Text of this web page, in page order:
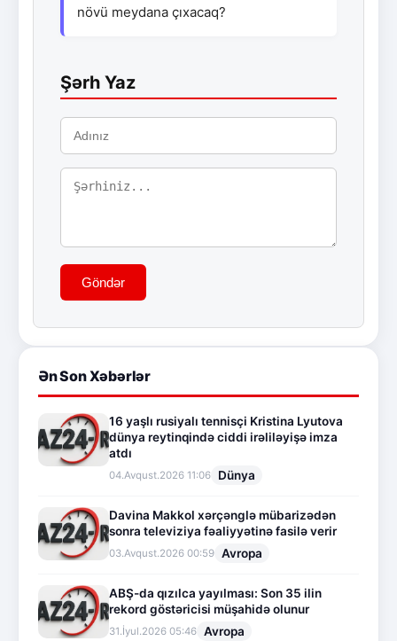
növü meydana çıxacaq?
Şərh Yaz
Göndər
Ən Son Xəbərlər
16 yaşlı rusiyalı tennisçi Kristina Lyutova
dünya reytinqində ciddi irəliləyişə imza
atdı
04.Avqust.2026 11:06 Dünya
Davina Makkol xərçənglə mübarizədən
sonra televiziya fəaliyyətinə fasilə verir
03.Avqust.2026 00:59 Avropa
ABŞ-da qızılca yayılması: Son 35 ilin
rekord göstəricisi müşahidə olunur
31.İyul.2026 05:46 Avropa